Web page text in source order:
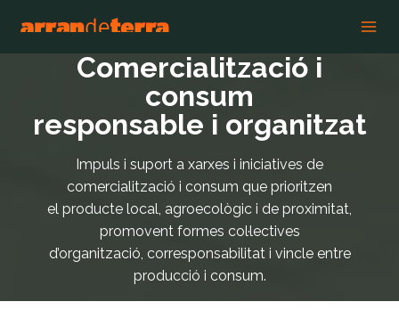
contingut
Comercialització i
consum
responsable i organitzat
Impuls i suport a xarxes i iniciatives de
comercialització i consum que prioritzen
el producte local, agroecològic i de proximitat,
promovent formes col·lectives
d’organització, corresponsabilitat i vincle entre
producció i consum.